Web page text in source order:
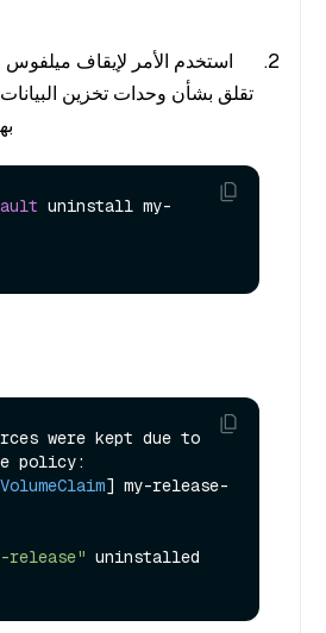
استخدم الأمر لإيقاف ميلفوس
تقلق بشأن وحدات تخزين
uninstall my-
were kept due to
policy:
] my-release-
release" uninstalled